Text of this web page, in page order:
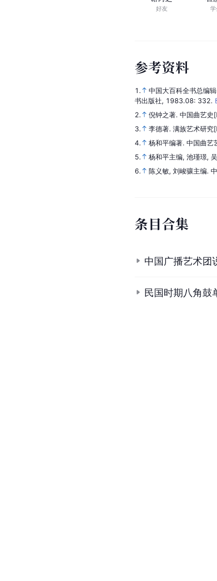
好友
参考资料
1.
中国大百科全书总编
书出版社, 1983.08: 332.
2.
倪钟之著. 中国曲艺史
3.
李德著. 满族艺术研究
4.
杨和平编著. 中国曲艺
5.
杨和平主编, 池瑾璟,
6.
陈义敏, 刘峻骧主编.
条目合集
中国广播艺术团
民国时期八角鼓